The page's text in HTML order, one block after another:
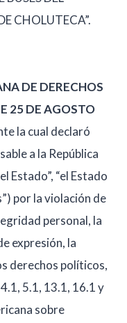
CHOLUTECA”.
DE DERECHOS
25 DE AGOSTO
la cual declaró
a la República
Estado”, “el Estado
por la violación de
personal, la
expresión, la
derechos políticos,
5.1, 13.1, 16.1 y
sobre